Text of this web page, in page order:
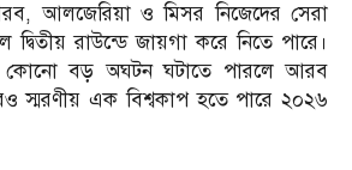
আলজেরিয়া ও মিসর নিজেদের সেরা
দ্বিতীয় রাউন্ডে জায়গা করে নিতে পারে।
বড় অঘটন ঘটাতে পারলে আরব
স্মরণীয় এক বিশ্বকাপ হতে পারে ২০২৬